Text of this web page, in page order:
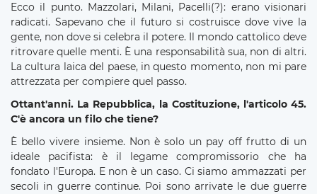
Ecco il punto. Mazzolari, Milani, Pacelli(?): erano visionari
radicati. Sapevano che il futuro si costruisce dove vive la
gente, non dove si celebra il potere. Il mondo cattolico deve
ritrovare quelle menti. È una responsabilità sua, non di altri.
La cultura laica del paese, in questo momento, non mi pare
attrezzata per compiere quel passo.
Ottant'anni. La Repubblica, la Costituzione, l'articolo 45.
C'è ancora un filo che tiene?
È bello vivere insieme. Non è solo un pay off frutto di un
ideale pacifista: è il legame compromissorio che ha
fondato l'Europa. E non è un caso. Ci siamo ammazzati per
secoli in guerre continue. Poi sono arrivate le due guerre